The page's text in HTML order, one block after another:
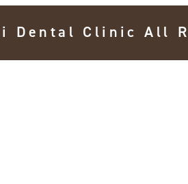
Dental Clinic All